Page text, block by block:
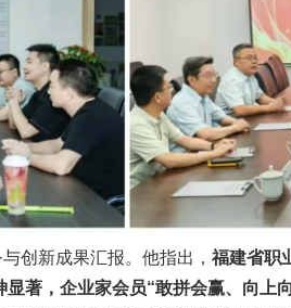
创新成果汇报。他指出， 福建省职
著，企业家会员“敢拼会赢、向上